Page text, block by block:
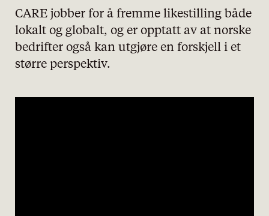
CARE jobber for å fremme likestilling både
lokalt og globalt, og er opptatt av at norske
bedrifter også kan utgjøre en forskjell i et
større perspektiv.